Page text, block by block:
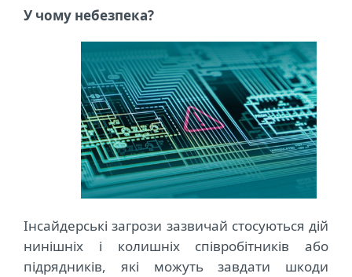
У чому небезпека?
Інсайдерські загрози зазвичай стосуються дій
нинішніх і колишніх співробітників або
підрядників, які можуть завдати шкоди